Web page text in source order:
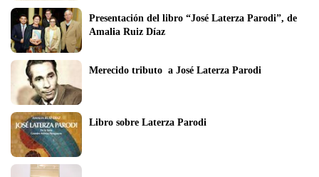
Presentación del libro “José Laterza Parodi”, de
Amalia Ruiz Díaz
Merecido tributo  a José Laterza Parodi
Libro sobre Laterza Parodi